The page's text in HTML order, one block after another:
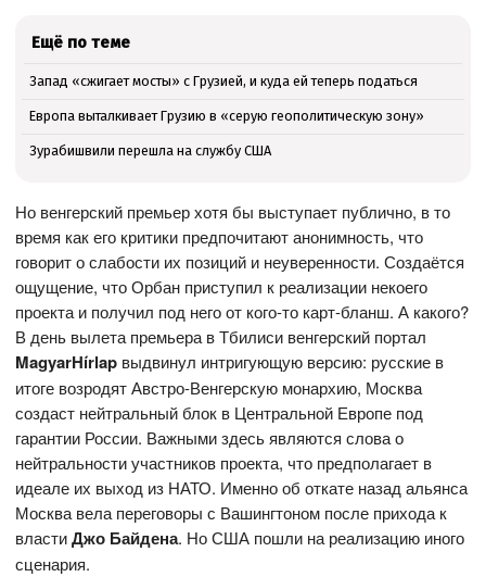
Ещё по теме
Запад «сжигает мосты» с Грузией, и куда ей теперь податься
Европа выталкивает Грузию в «серую геополитическую зону»
Зурабишвили перешла на службу США
Но венгерский премьер хотя бы выступает публично, в то
время как его критики предпочитают анонимность, что
говорит о слабости их позиций и неуверенности. Создаётся
ощущение, что Орбан приступил к реализации некоего
проекта и получил под него от кого-то карт-бланш. А какого?
В день вылета премьера в Тбилиси венгерский портал
MagyarHírlap выдвинул интригующую версию: русские в
итоге возродят Австро-Венгерскую монархию, Москва
создаст нейтральный блок в Центральной Европе под
гарантии России. Важными здесь являются слова о
нейтральности участников проекта, что предполагает в
идеале их выход из НАТО. Именно об откате назад альянса
Москва вела переговоры с Вашингтоном после прихода к
властиДжо Байдена. Но США пошли на реализацию иного
сценария.